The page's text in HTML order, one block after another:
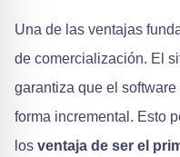
Una de las ventajas
de comercialización. El
garantiza que el
forma incremental. Esto
los ventaja de ser el